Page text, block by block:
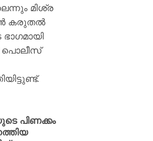
മിശ്ര
കരുതല്‍
പൊലീസ്
പിണക്കം